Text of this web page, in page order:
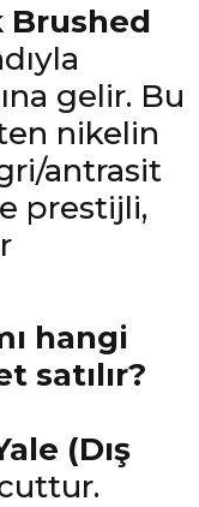
Brushed
gelir. Bu
nikelin
antrasit
prestijli,
hangi
satılır?
(Dış